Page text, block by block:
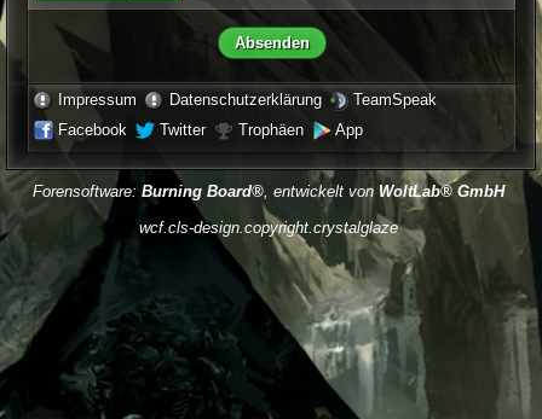
Impressum Datenschutzerklärung
TeamSpeak
Facebook
Twitter Trophäen App
Forensoftware: Burning Board® , entwickelt von WoltLab® GmbH
wcf.cls-design.copyright.crystalglaze